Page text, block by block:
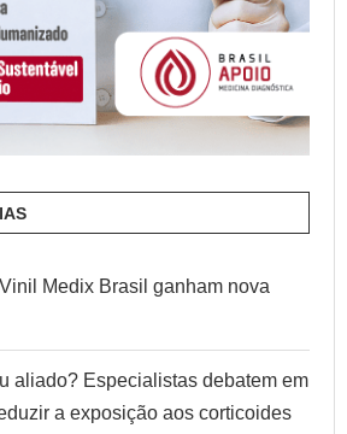
Medix Brasil ganham nova
aliado? Especialistas debatem em
a exposição aos corticoides